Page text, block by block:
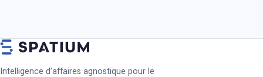
Intelligence d'affaires agnostique pour le